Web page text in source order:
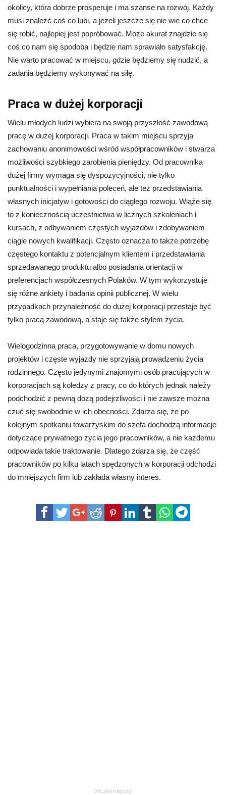
okolicy, która dobrze prosperuje i ma szanse na rozwój. Każdy
musi znaleźć coś co lubi, a jeżeli jeszcze się nie wie co chce
się robić, najlepiej jest popróbować. Może akurat znajdzie się
coś co nam się spodoba i będzie nam sprawiało satysfakcję.
Nie warto pracować w miejscu, gdzie będziemy się nudzić, a
zadania będziemy wykonywać na siłę.
Praca w dużej korporacji
Wielu młodych ludzi wybiera na swoją przyszłość zawodową
pracę w dużej korporacji. Praca w takim miejscu sprzyja
zachowaniu anonimowości wśród współpracowników i stwarza
możliwości szybkiego zarobienia pieniędzy. Od pracownika
dużej firmy wymaga się dyspozycyjności, nie tylko
punktualności i wypełniania poleceń, ale też przedstawiania
własnych inicjatyw i gotowości do ciągłego rozwoju. Wiąże się
to z koniecznością uczestnictwa w licznych szkoleniach i
kursach, z odbywaniem częstych wyjazdów i zdobywaniem
ciągle nowych kwalifikacji. Często oznacza to także potrzebę
częstego kontaktu z potencjalnym klientem i przedstawiania
sprzedawanego produktu albo posiadania orientacji w
preferencjach współczesnych Polaków. W tym wykorzystuje
się różne ankiety i badania opinii publicznej. W wielu
przypadkach przynależność do dużej korporacji przestaje być
tylko pracą zawodową, a staje się także stylem życia.
Wielogodzinna praca, przygotowywanie w domu nowych
projektów i częste wyjazdy nie sprzyjają prowadzeniu życia
rodzinnego. Często jedynymi znajomymi osób pracujących w
korporacjach są koledzy z pracy, co do których jednak należy
podchodzić z pewną dozą podejrzliwości i nie zawsze można
czuć się swobodnie w ich obecności. Zdarza się, że po
kolejnym spotkaniu towarzyskim do szefa dochodzą informacje
dotyczące prywatnego życia jego pracowników, a nie każdemu
odpowiada takie traktowanie. Dlatego zdarza się, że część
pracowników po kilku latach spędzonych w korporacji odchodzi
do mniejszych firm lub zakłada własny interes.
Wcześniejszy